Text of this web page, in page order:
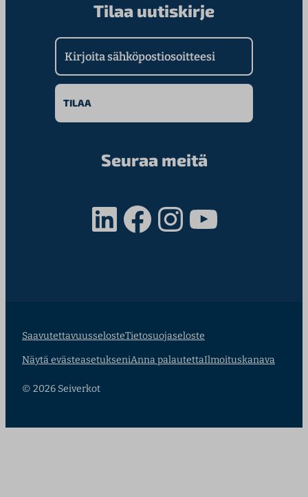
Tilaa uutiskirje
Kirjoita sähköpostiosoitteesi
Seuraa meitä
LinkedIn Facebook InstagramYouTube
SaavutettavuusselosteTietosuojaseloste
Näytä evästeasetukseniAnna palautettaIlmoituskanava
© 2026 Seiverkot